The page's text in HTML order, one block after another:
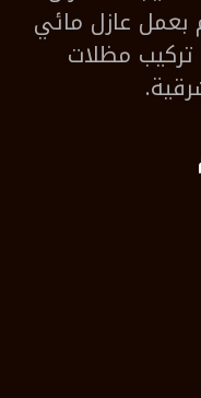
بعمل عازل مائي
تركيب مظلات